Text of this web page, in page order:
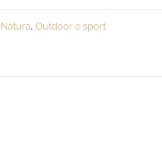
Natura, Outdoor e sport